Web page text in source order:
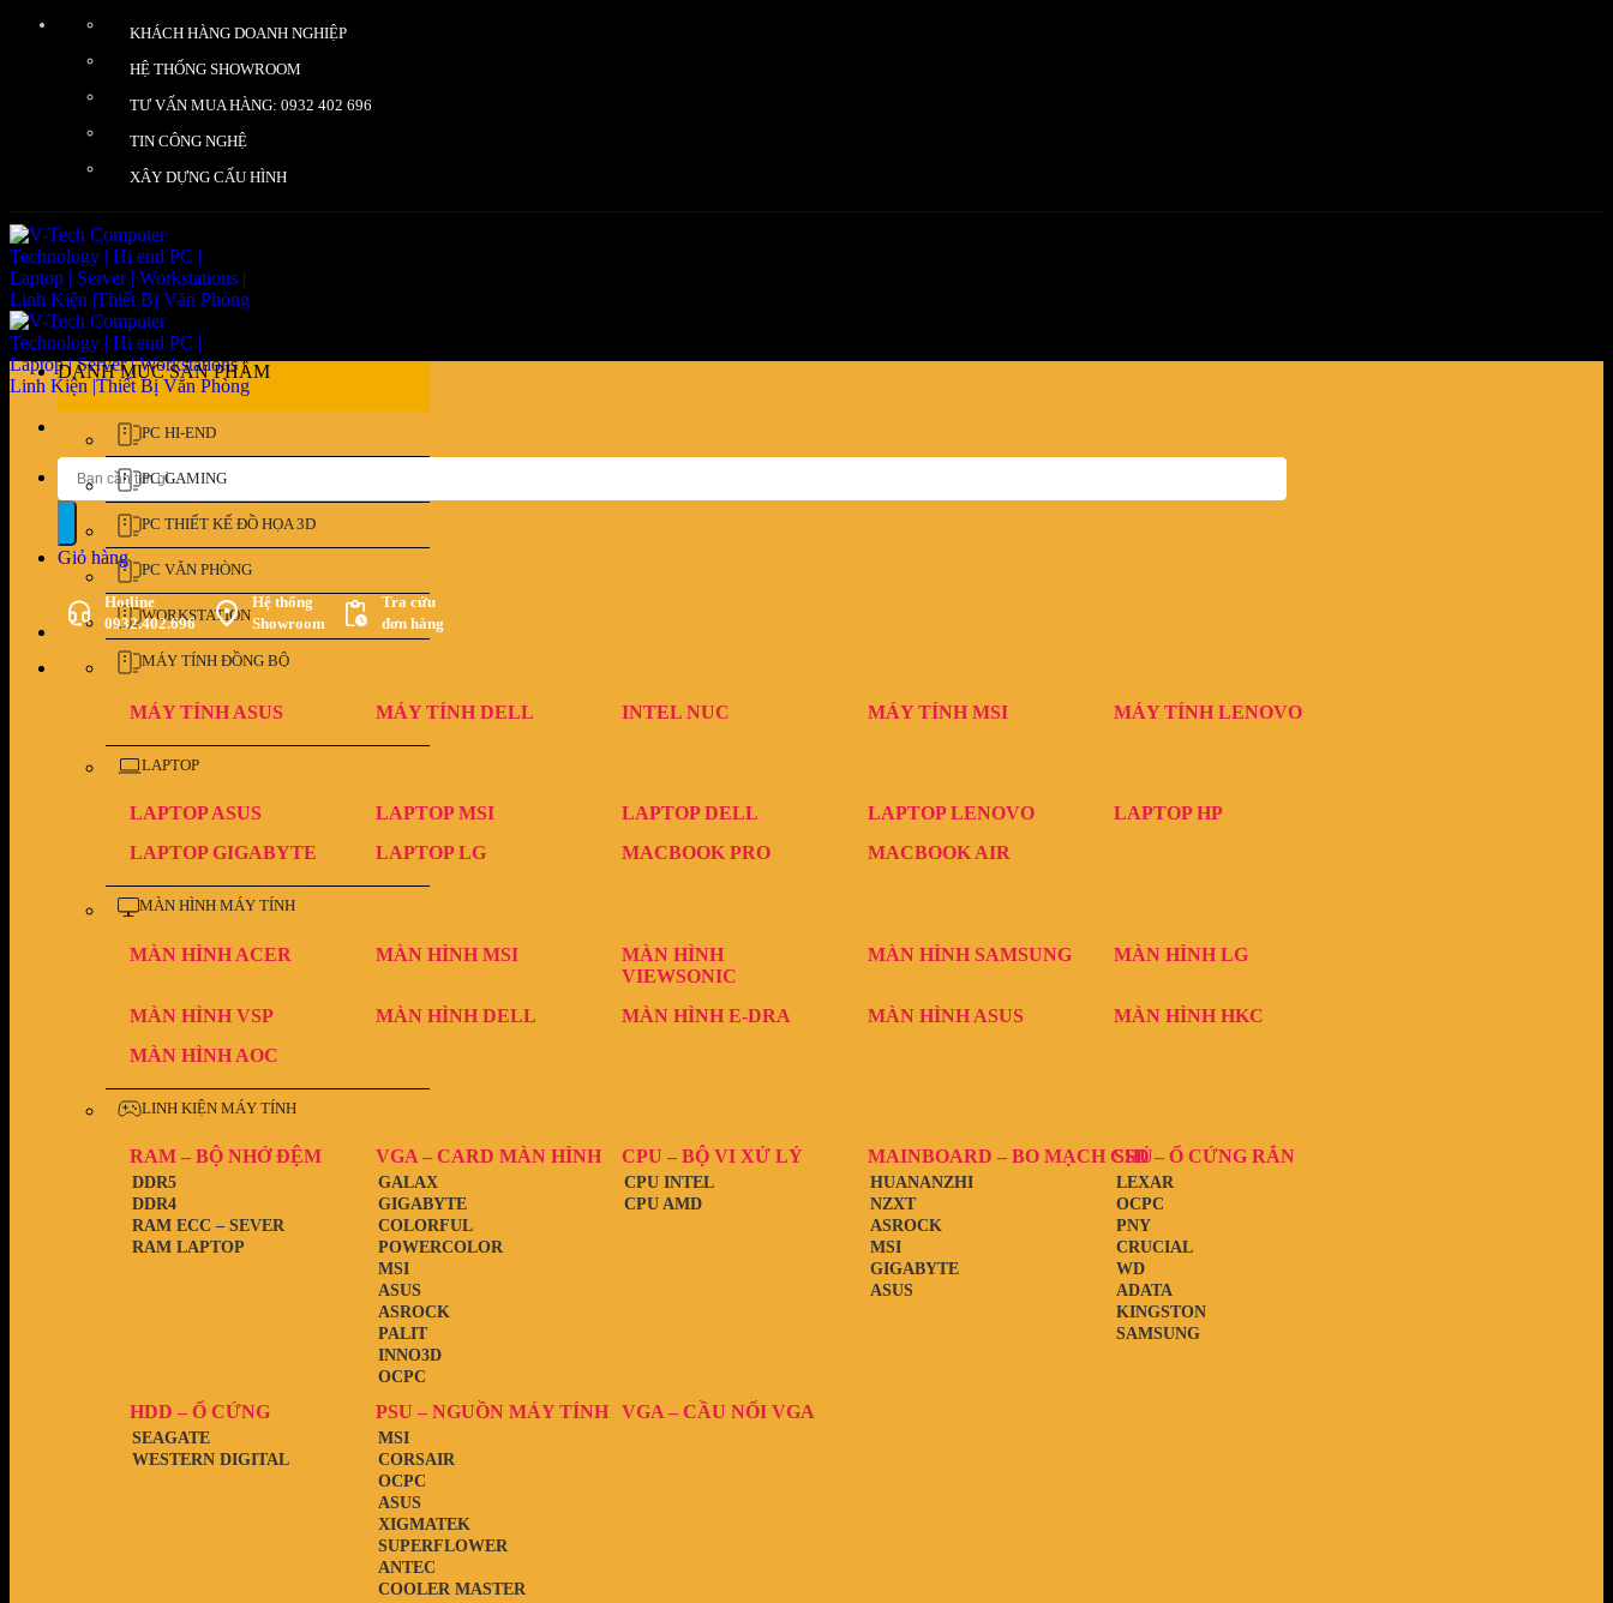
KHÁCH HÀNG DOANH NGHIỆP
HỆ THỐNG SHOWROOM
TƯ VẤN MUA HÀNG: 0932 402 696
TIN CÔNG NGHỆ
XÂY DỰNG CẤU HÌNH
Tìm
kiếm:
Giỏ hàng
Hotline
0932.402.696
Hệ thống
Showroom
Tra cứu
đơn hàng
DANH MỤC SẢN PHẨM
PC HI-END
PC GAMING
PC THIẾT KẾ ĐỒ HỌA 3D
PC VĂN PHÒNG
WORKSTATION
MÁY TÍNH ĐỒNG BỘ
MÁY TÍNH ASUS MÁY TÍNH DELL INTEL NUC MÁY TÍNH MSI MÁY TÍNH LENOVO
LAPTOP
LAPTOP ASUS LAPTOP MSI LAPTOP DELL LAPTOP LENOVO
LAPTOP HP
LAPTOP GIGABYTE
LAPTOP LG MACBOOK PRO MACBOOK AIR
MÀN HÌNH MÁY TÍNH
MÀN HÌNH ACER MÀN HÌNH MSI
MÀN HÌNH
VIEWSONIC
MÀN HÌNH SAMSUNG MÀN HÌNH LG
MÀN HÌNH VSP MÀN HÌNH DELL MÀN HÌNH E-DRA MÀN HÌNH ASUS
MÀN HÌNH HKC
MÀN HÌNH AOC
LINH KIỆN MÁY TÍNH
RAM – BỘ NHỚ ĐỆM
RAM LAPTOP
RAM ECC – SEVER
DDR4
DDR5
VGA – CARD MÀN HÌNH
OCPC
INNO3D
PALIT
ASROCK
ASUS
MSI
POWERCOLOR
COLORFUL
GIGABYTE
GALAX
CPU – BỘ VI XỬ LÝ
CPU AMD
CPU INTEL
MAINBOARD – BO MẠCH CHỦ
ASUS
GIGABYTE
MSI
ASROCK
NZXT
HUANANZHI
SSD – Ổ CỨNG RẮN
SAMSUNG
KINGSTON
ADATA
WD
CRUCIAL
PNY
OCPC
LEXAR
HDD – Ổ CỨNG
WESTERN DIGITAL
SEAGATE
PSU – NGUỒN MÁY TÍNH
COOLER MASTER
ANTEC
SUPERFLOWER
XIGMATEK
ASUS
OCPC
CORSAIR
MSI
VGA – CẦU NỐI VGA